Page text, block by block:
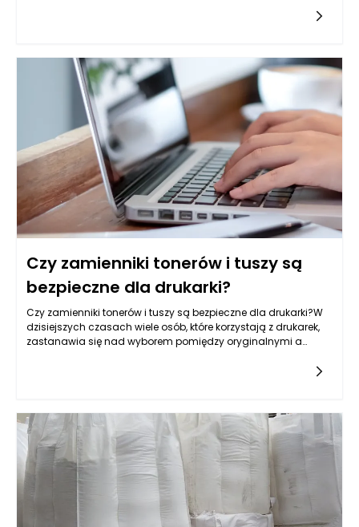
Czy zamienniki tonerów i tuszy są
bezpieczne dla drukarki?
Czy zamienniki tonerów i tuszy są bezpieczne dla drukarki?W
dzisiejszych czasach wiele osób, które korzystają z drukarek,
zastanawia się nad wyborem pomiędzy oryginalnymi a